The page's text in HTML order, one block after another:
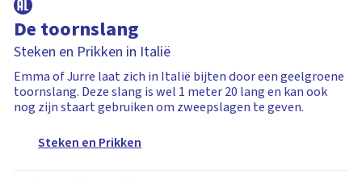
De toornslang
Steken en Prikken in Italië
Emma of Jurre laat zich in Italië bijten door een geelgroene
toornslang. Deze slang is wel 1 meter 20 lang en kan ook
nog zijn staart gebruiken om zweepslagen te geven.
Steken en Prikken